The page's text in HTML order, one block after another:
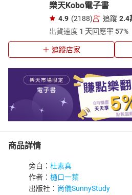
樂天Kobo電子書
4.9 (2188) 追蹤 2.4
出貨速度 1 天回應率57%
追蹤店家
商品詳情
旁白： 杜素真
作者： 樋口一葉
出版社： 尚儀SunnyStudy